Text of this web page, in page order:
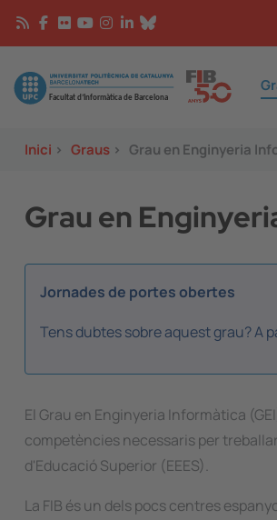
Vés al contingut
Image
Inici > Graus > Grau en Enginyeria
Grau en
Jornades de portes obertes
Tens dubtes sobre aquest grau? A
El Grau en Enginyeria Informàtica
competències necessaris per
d'Educació Superior (EEES).
La FIB és un dels pocs centres